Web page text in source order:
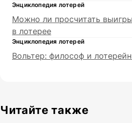
Энциклопедия лотерей
Можно ли просчитать
в лотерее
Энциклопедия лотерей
Вольтер: философ и
Читайте также